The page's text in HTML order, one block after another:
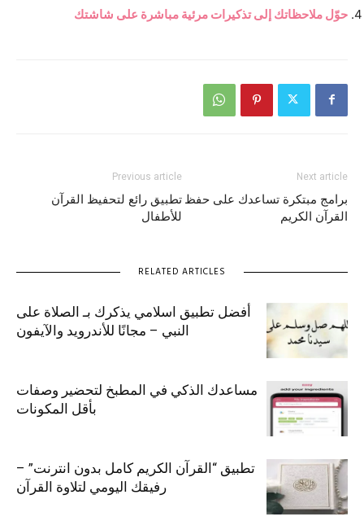
حوّل ملاحظاتك إلى تذكيرات مرئية مباشرة على شاشتك
Previous article
تطبيق رائع لتحفيظ القرآن
للأطفال
Next article
برامج مبتكرة تساعدك على حفظ
القرآن الكريم
RELATED ARTICLES
أفضل تطبيق اسلامي يذكرك بـ الصلاة على
النبي – مجانًا للأندرويد والآيفون
مساعدك الذكي في المطبخ لتحضير وصفات
بأقل المكونات
تطبيق “القرآن الكريم كامل بدون انترنت” –
رفيقك اليومي لتلاوة القرآن